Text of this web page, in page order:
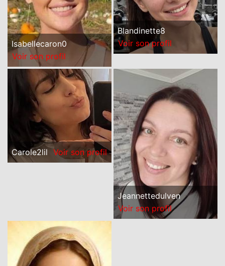
Isabellecaron0
Voir son profil
Blandinette8
Voir son profil
Carole2lil Voir son profil
Jeannettedulven
Voir son profil